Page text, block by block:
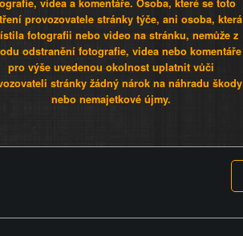
videa a komentáře. Osoba, které se toto
provozovatele stránky týče, ani osoba, která
fotografii nebo video na stránku, nemůže z
odstranění fotografie, videa nebo komentáře
pro výše uvedenou okolnost uplatnit vůči
stránky žádný nárok na náhradu škody
nebo nemajetkové újmy.
GDPR COOKIES